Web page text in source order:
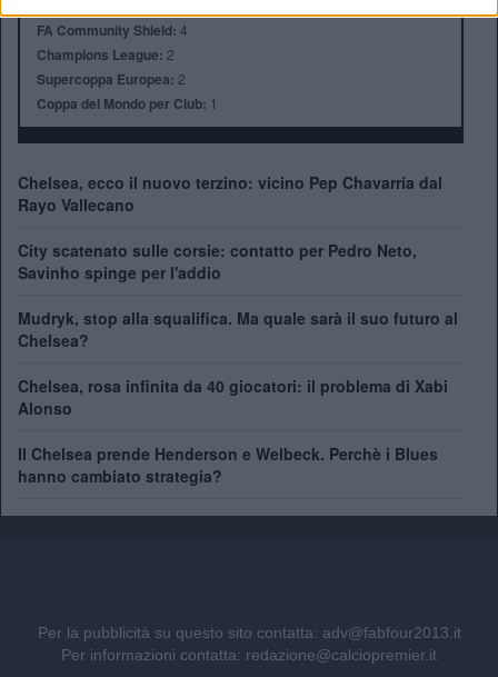
FA Community Shield: 4
Champions League: 2
Supercoppa Europea: 2
Coppa del Mondo per Club: 1
Chelsea, ecco il nuovo terzino: vicino Pep Chavarría dal
Rayo Vallecano
City scatenato sulle corsie: contatto per Pedro Neto,
Savinho spinge per l'addio
Mudryk, stop alla squalifica. Ma quale sarà il suo futuro al
Chelsea?
Chelsea, rosa infinita da 40 giocatori: il problema di Xabi
Alonso
Il Chelsea prende Henderson e Welbeck. Perchè i Blues
hanno cambiato strategia?
Per la pubblicità su questo sito contatta: adv@fabfour2013.it
Per informazioni contatta: redazione@calciopremier.it